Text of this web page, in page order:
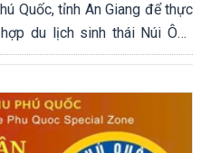
Quốc, tỉnh An Giang để thực
du lịch sinh thái Núi Ông